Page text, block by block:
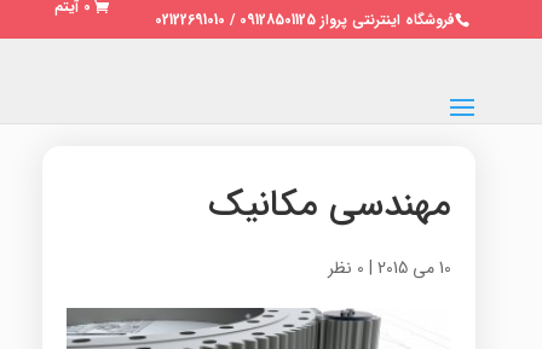
فروشگاه اینترنتی پرواز 09128501125 / 02122691010
0 آیتم
مهندسی مکانیک
10 می 2015 | 0 نظر